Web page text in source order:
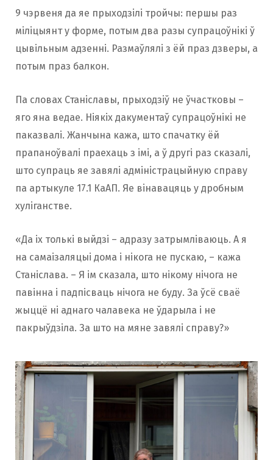
9 чэрвеня да яе прыходзілі тройчы: першы раз
міліцыянт у форме, потым два разы супрацоўнікі ў
цывільным адзенні. Размаўлялі з ёй праз дзверы, а
потым праз балкон.
Па словах Станіславы, прыходзіў не ўчастковы –
яго яна ведае. Ніякіх дакументаў супрацоўнікі не
паказвалі. Жанчына кажа, што спачатку ёй
прапаноўвалі праехаць з імі, а ў другі раз сказалі,
што супраць яе завялі адміністрацыйную справу
па артыкуле 17.1 КаАП. Яе вінавацяць у дробным
хуліганстве.
«Да іх толькі выйдзі – адразу затрымліваюць. А я
на самаізаляцыі дома і нікога не пускаю, – кажа
Станіслава. – Я ім сказала, што нікому нічога не
павінна і падпісваць нічога не буду. За ўсё сваё
жыццё ні аднаго чалавека не ўдарыла і не
пакрыўдзіла. За што на мяне завялі справу?»